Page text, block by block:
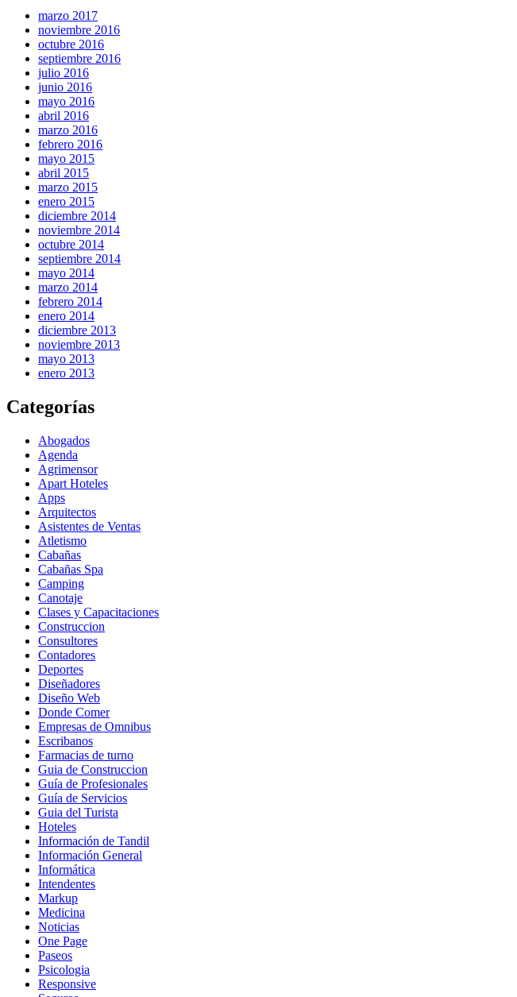
marzo 2017
noviembre 2016
octubre 2016
septiembre 2016
julio 2016
junio 2016
mayo 2016
abril 2016
marzo 2016
febrero 2016
mayo 2015
abril 2015
marzo 2015
enero 2015
diciembre 2014
noviembre 2014
octubre 2014
septiembre 2014
mayo 2014
marzo 2014
febrero 2014
enero 2014
diciembre 2013
noviembre 2013
mayo 2013
enero 2013
Categorías
Abogados
Agenda
Agrimensor
Apart Hoteles
Apps
Arquitectos
Asistentes de Ventas
Atletismo
Cabañas
Cabañas Spa
Camping
Canotaje
Clases y Capacitaciones
Construccion
Consultores
Contadores
Deportes
Diseñadores
Diseño Web
Donde Comer
Empresas de Omnibus
Escribanos
Farmacias de turno
Guia de Construccion
Guía de Profesionales
Guía de Servicios
Guia del Turista
Hoteles
Información de Tandil
Información General
Informática
Intendentes
Markup
Medicina
Noticias
One Page
Paseos
Psicologia
Responsive